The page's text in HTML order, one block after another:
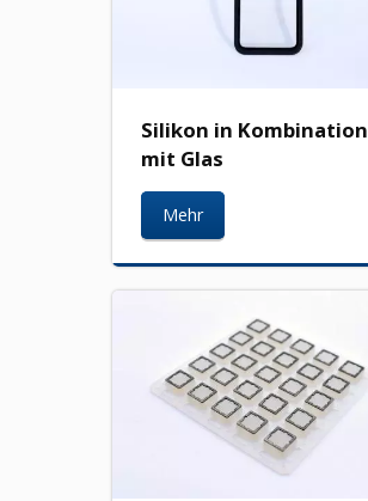
Silikon in Kombination
mit Glas
Mehr